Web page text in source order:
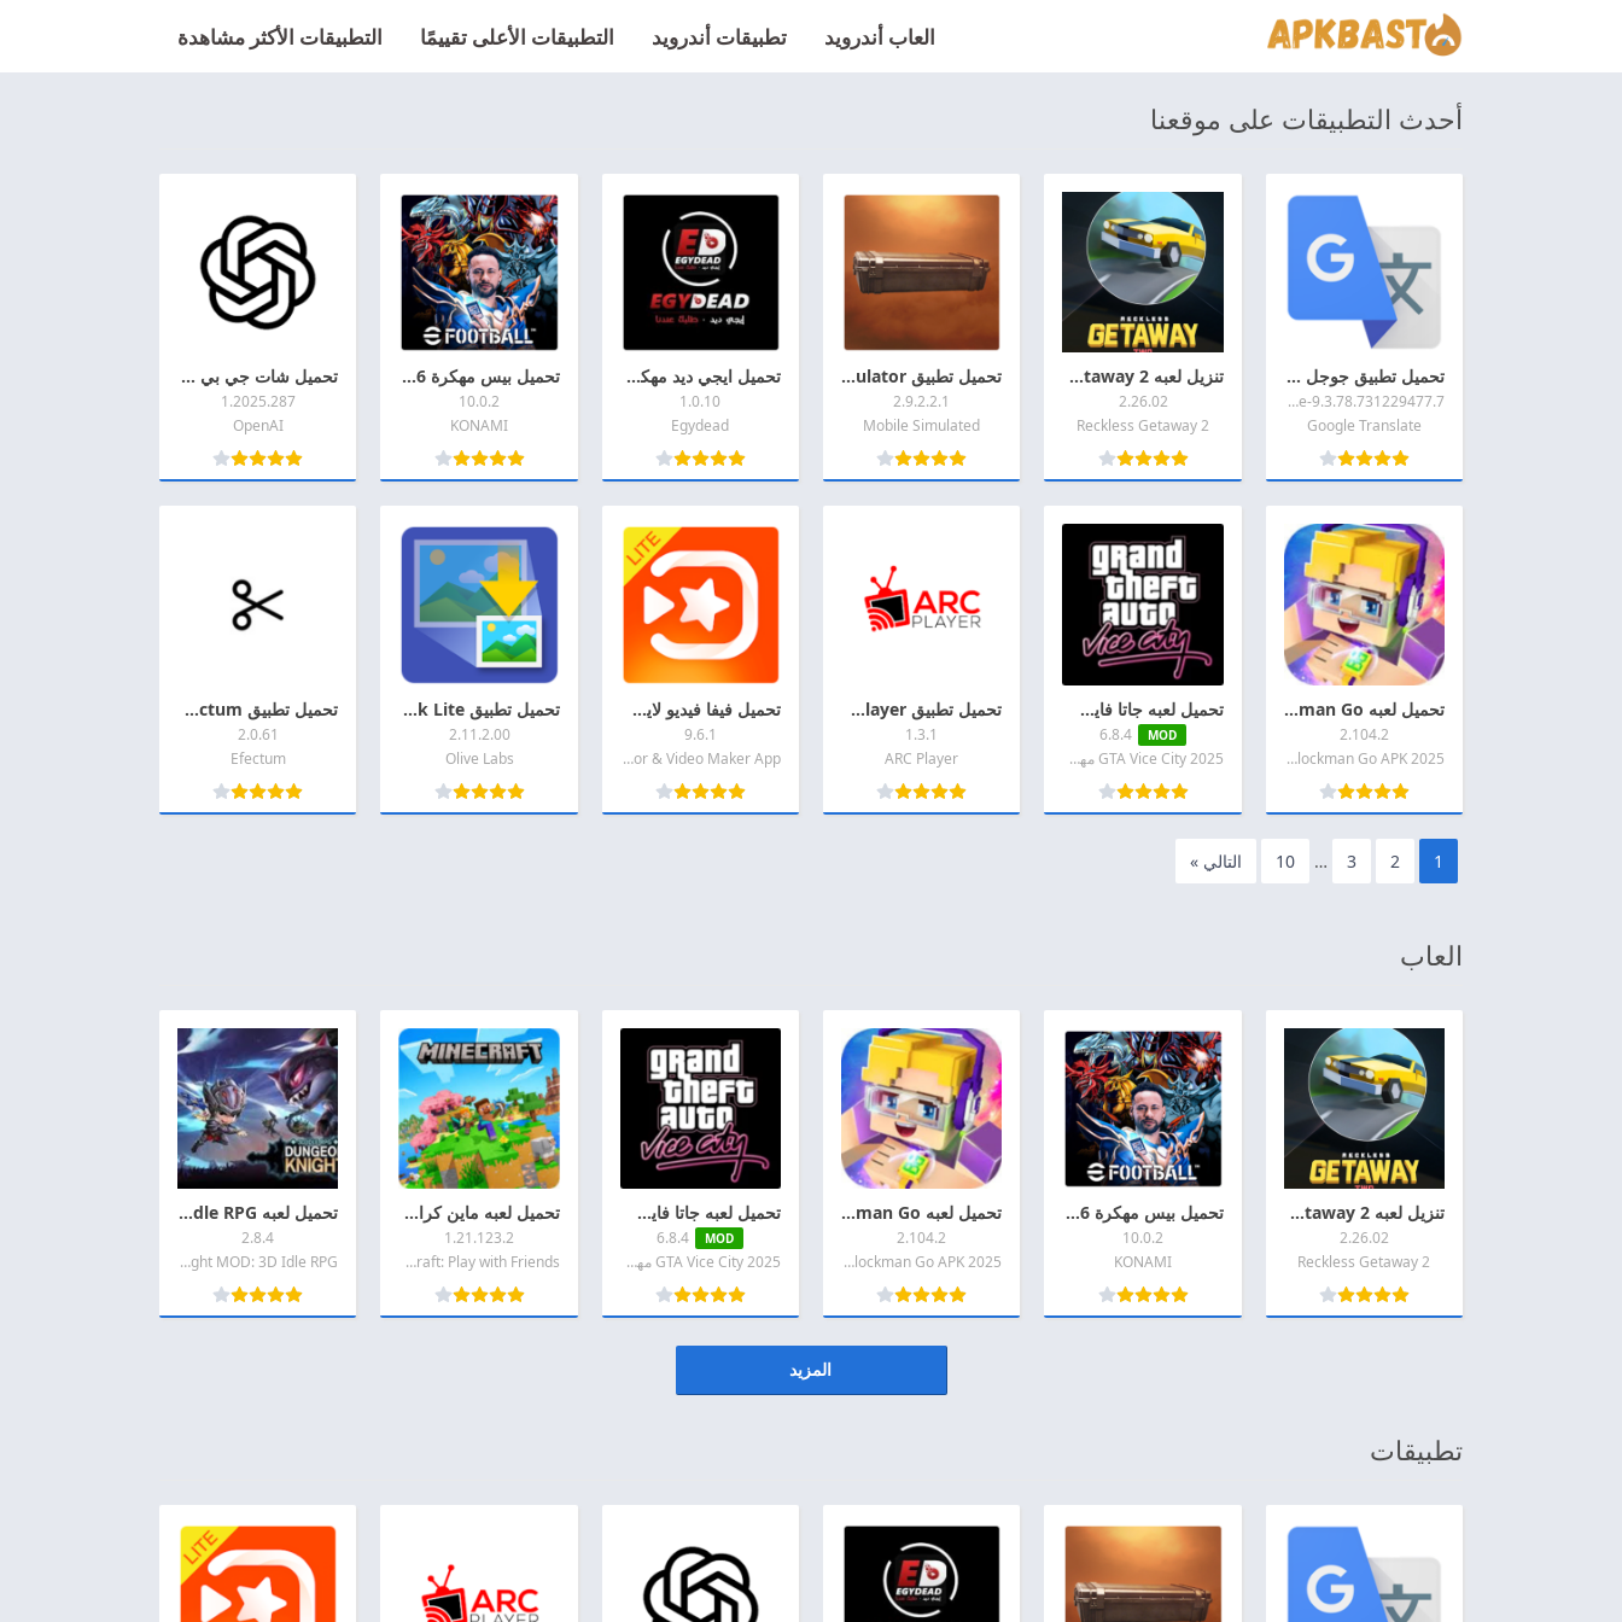
العاب أندرويد تطبيقات أندرويد التطبيقات الأعلى تقييمًا التطبيقات الأكثر مشاهدة
أحدث التطبيقات على موقعنا
تحميل تطبيق جوجل ترجمه 2026 Google Translate اخر اصدار APK للاندرويد
9.3.78.731229477.7-release
Google Translate
تنزيل لعبه Reckless Getaway 2 مهكره 2026 اخر اصدار APK للاندرويد
2.26.02
Reckless Getaway 2
تحميل تطبيق Case Simulator مهكر 2026 اخر اصدار APK + MOD للاندروديد
2.9.2.2.1
Mobile Simulated
تحميل ايجي ديد مهكر 2026 Egydead MOD + APK اخر اصدار للأندرويد
1.0.10
Egydead
تحميل بيس مهكرة 2026 eFootball PES اخر اصدار APK + MOD للاندرويد
10.0.2
KONAMI
تحميل شات جي بي تي مهكر 2026 Chat GPT Pro MOD + APK اخر اصدار للاندرويد
1.2025.287
OpenAI
تحميل لعبه Blockman Go مهكره 2026 اخر اصدار APK + MOD للاندرويد
2.104.2
2025 Blockman Go APK مهكره
تحميل لعبه جاتا فايس سيتي مهكره 2026 GTA Vice City APK اخر اصدار للاندرويد
MOD
6.8.4
2025 GTA Vice City مهكره
تحميل تطبيق ARC Player مهكر 2026 اخر اصدار APK للاندرويد
1.3.1
ARC Player
تحميل فيفا فيديو لايت مهكر 2026 VivaVideo Lite MOD APK اخر اصدار للاندرويد
9.6.1
QuVideo Inc. Video Editor & Video Maker App
تحميل تطبيق Image Shrink Lite مهكرة 2026 اخر اصدار APK + MOD للاندرويد
2.11.2.00
Olive Labs
تحميل تطبيق Efectum مهكر 2026 اخر اصدار MOD + APK للأندرويد
2.0.61
Efectum
1
2
3
…
10 التالي »
العاب
تنزيل لعبه Reckless Getaway 2 مهكره 2026 اخر اصدار APK للاندرويد
2.26.02
Reckless Getaway 2
تحميل بيس مهكرة 2026 eFootball PES اخر اصدار APK + MOD للاندرويد
10.0.2
KONAMI
تحميل لعبه Blockman Go مهكره 2026 اخر اصدار APK + MOD للاندرويد
2.104.2
2025 Blockman Go APK مهكره
تحميل لعبه جاتا فايس سيتي مهكره 2026 GTA Vice City APK اخر اصدار للاندرويد
MOD
6.8.4
2025 GTA Vice City مهكره
تحميل لعبه ماين كرافت مهكره 2026 Minecraft MOD + APK اخر اصدار للاندرويد
1.21.123.2
Minecraft: Play with Friends
تحميل لعبه Dungeon Knight MOD: 3D Idle RPG مهكرة 2026 اخر اصدار APK للاندرويد
2.8.4
Dungeon Knight MOD: 3D Idle RPG
المزيد
تطبيقات